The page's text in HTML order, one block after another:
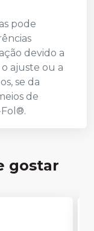
pode
devido a
ajuste ou a
se da
de
gostar